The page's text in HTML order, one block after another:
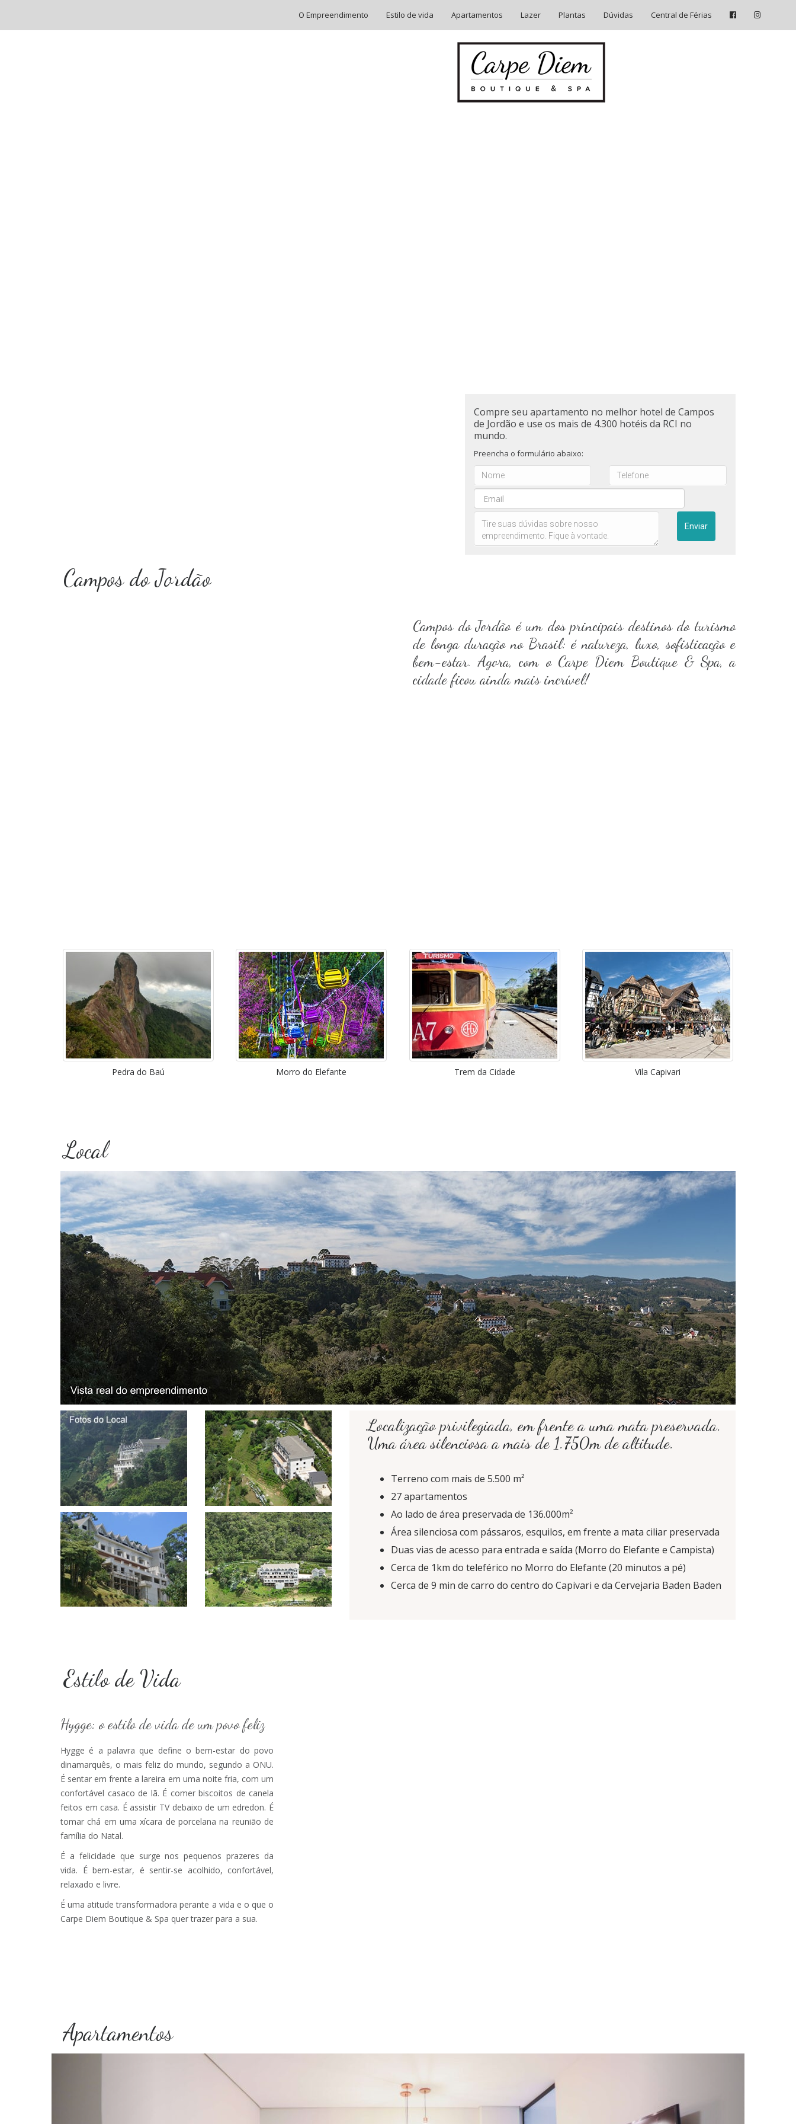
O Empreendimento Estilo de vida Apartamentos Lazer Plantas Dúvidas Central de Férias
Compre seu apartamento no melhor hotel de Campos
de Jordão e use os mais de 4.300 hotéis da RCI no
mundo.
Preencha o formulário abaixo:
Campos do Jordão
Campos do Jordão é um dos principais destinos do turismo
de longa duração no Brasil: é natureza, luxo, sofisticação e
bem-estar. Agora, com o Carpe Diem Boutique & Spa, a
cidade ficou ainda mais incrível!
Pedra do Baú Morro do Elefante Trem da Cidade Vila Capivari
Local
Localização privilegiada, em frente a uma mata preservada.
Uma área silenciosa a mais de 1.750m de altitude.
Terreno com mais de 5.500 m²
27 apartamentos
Ao lado de área preservada de 136.000m²
Área silenciosa com pássaros, esquilos, em frente a mata ciliar preservada
Duas vias de acesso para entrada e saída (Morro do Elefante e Campista)
Cerca de 1km do teleférico no Morro do Elefante (20 minutos a pé)
Cerca de 9 min de carro do centro do Capivari e da Cervejaria Baden Baden
Estilo de Vida
Hygge: o estilo de vida de um povo feliz
Hygge é a palavra que define o bem-estar do povo
dinamarquês, o mais feliz do mundo, segundo a ONU.
É sentar em frente a lareira em uma noite fria, com um
confortável casaco de lã. É comer biscoitos de canela
feitos em casa. É assistir TV debaixo de um edredon. É
tomar chá em uma xícara de porcelana na reunião de
família do Natal.
É a felicidade que surge nos pequenos prazeres da
vida. É bem-estar, é sentir-se acolhido, confortável,
relaxado e livre.
É uma atitude transformadora perante a vida e o que o
Carpe Diem Boutique & Spa quer trazer para a sua.
Apartamentos